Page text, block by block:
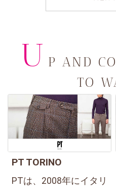
U P AND
TO
PT TORINO
PTは、2008年にイタリ